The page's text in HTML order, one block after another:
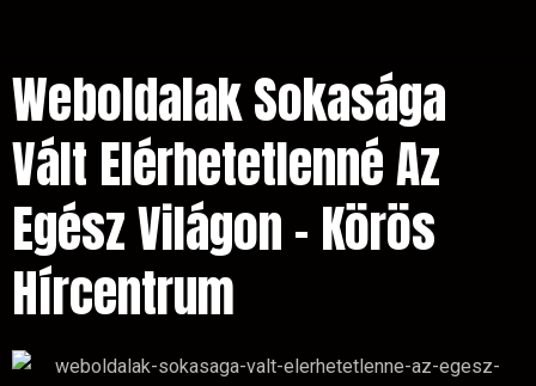
Weboldalak Sokasága
Vált Elérhetetlenné Az
Egész Világon – Körös
Hírcentrum